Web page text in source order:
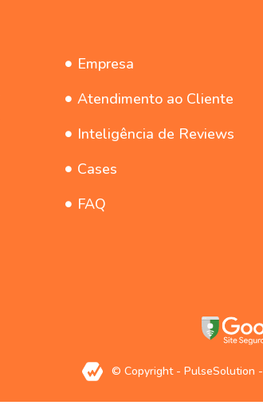
Empresa
Atendimento ao Cliente
Inteligência de Reviews
Cases
FAQ
© Copyright - PulseSolution